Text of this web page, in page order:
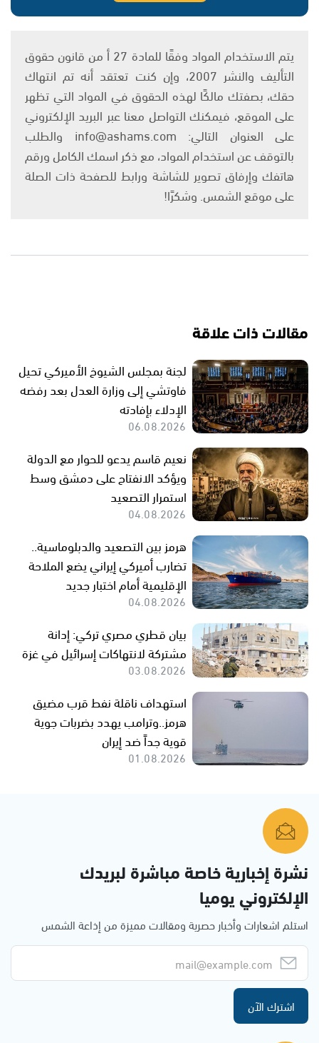
يتم الاستخدام المواد وفقًا للمادة 27 أ من قانون حقوق
التأليف والنشر 2007، وإن كنت تعتقد أنه تم انتهاك
حقك، بصفتك مالكًا لهذه الحقوق في المواد التي تظهر
على الموقع، فيمكنك التواصل معنا عبر البريد الإلكتروني
على العنوان التالي: info@ashams.com والطلب
بالتوقف عن استخدام المواد، مع ذكر اسمك الكامل ورقم
هاتفك وإرفاق تصوير للشاشة ورابط للصفحة ذات الصلة
على موقع الشمس. وشكرًا!
مقالات ذات علاقة
لجنة بمجلس الشيوخ الأميركي تحيل
فاوتشي إلى وزارة العدل بعد رفضه
الإدلاء بإفادته
06.08.2026
نعيم قاسم يدعو للحوار مع الدولة
ويؤكد الانفتاح على دمشق وسط
استمرار التصعيد
04.08.2026
هرمز بين التصعيد والدبلوماسية..
تضارب أميركي إيراني يضع الملاحة
الإقليمية أمام اختبار جديد
04.08.2026
بيان قطري مصري تركي: إدانة
مشتركة لانتهاكات إسرائيل في غزة
03.08.2026
استهداف ناقلة نفط قرب مضيق
هرمز..وترامب يهدد بضربات جوية
قوية جداً ضد إيران
01.08.2026
نشرة إخبارية خاصة مباشرة لبريدك
الإلكتروني يوميا
استلم اشعارات وأخبار حصرية ومقالات مميزة من إذاعة الشمس
اشترك الآن